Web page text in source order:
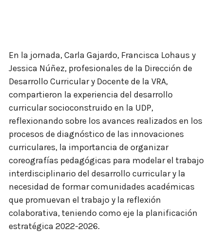
En la jornada, Carla Gajardo, Francisca Lohaus y
Jessica Núñez, profesionales de la Dirección de
Desarrollo Curricular y Docente de la VRA,
compartieron la experiencia del desarrollo
curricular socioconstruido en la UDP,
reflexionando sobre los avances realizados en los
procesos de diagnóstico de las innovaciones
curriculares, la importancia de organizar
coreografías pedagógicas para modelar el trabajo
interdisciplinario del desarrollo curricular y la
necesidad de formar comunidades académicas
que promuevan el trabajo y la reflexión
colaborativa, teniendo como eje la planificación
estratégica 2022-2026.